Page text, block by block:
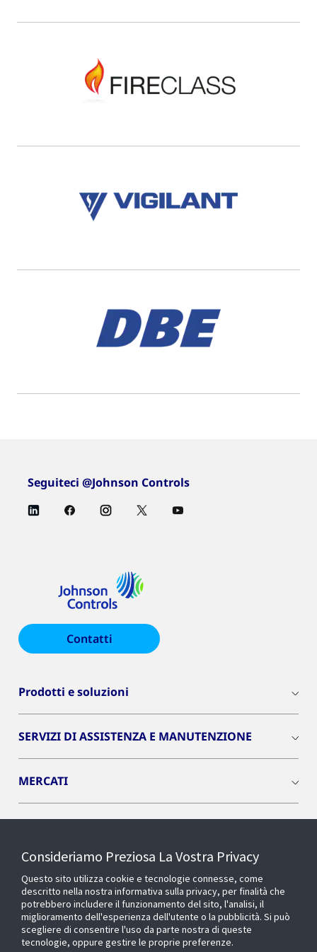
Seguiteci @Johnson Controls
Contatti
Prodotti e soluzioni
SERVIZI DI ASSISTENZA E MANUTENZIONE
MERCATI
OPENBLUE
Consideriamo Preziosa La Vostra Privacy
Questo sito utilizza cookie e tecnologie connesse, come
descritto nella nostra informativa sulla privacy, per finalità che
potrebbero includere il funzionamento del sito, l'analisi, il
miglioramento dell'esperienza dell'utente o la pubblicità. Si può
scegliere di consentire l'uso da parte nostra di queste
tecnologie, oppure gestire le proprie preferenze.